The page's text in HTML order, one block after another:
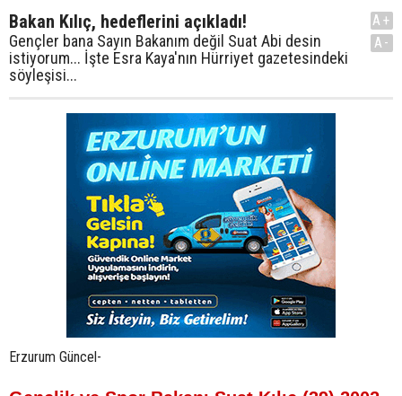
Bakan Kılıç, hedeflerini açıkladı!
Gençler bana Sayın Bakanım değil Suat Abi desin
istiyorum... İşte Esra Kaya'nın Hürriyet gazetesindeki
söyleşisi...
A+
A-
Erzurum Güncel-